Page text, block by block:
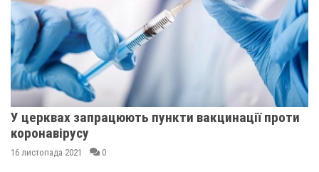
У церквах запрацюють пункти вакцинації проти
коронавірусу
16 листопада 2021 0